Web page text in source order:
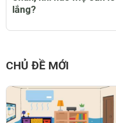
lắng?
CHỦ ĐỀ MỚI